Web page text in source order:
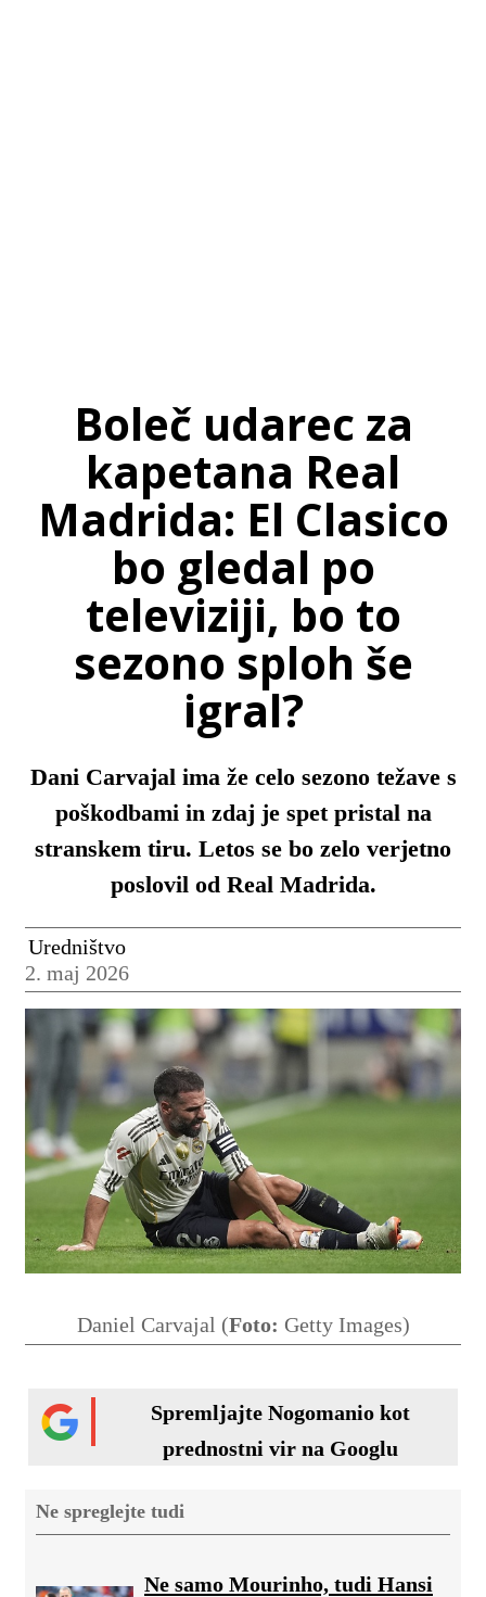
Boleč udarec za
kapetana Real
Madrida: El Clasico
bo gledal po
televiziji, bo to
sezono sploh še
igral?
Dani Carvajal ima že celo sezono težave s
poškodbami in zdaj je spet pristal na
stranskem tiru. Letos se bo zelo verjetno
poslovil od Real Madrida.
Uredništvo
2. maj 2026
Daniel Carvajal (Foto: Getty Images)
Spremljajte Nogomanio kot
prednostni vir na Googlu
Ne spreglejte tudi
Ne samo Mourinho, tudi Hansi